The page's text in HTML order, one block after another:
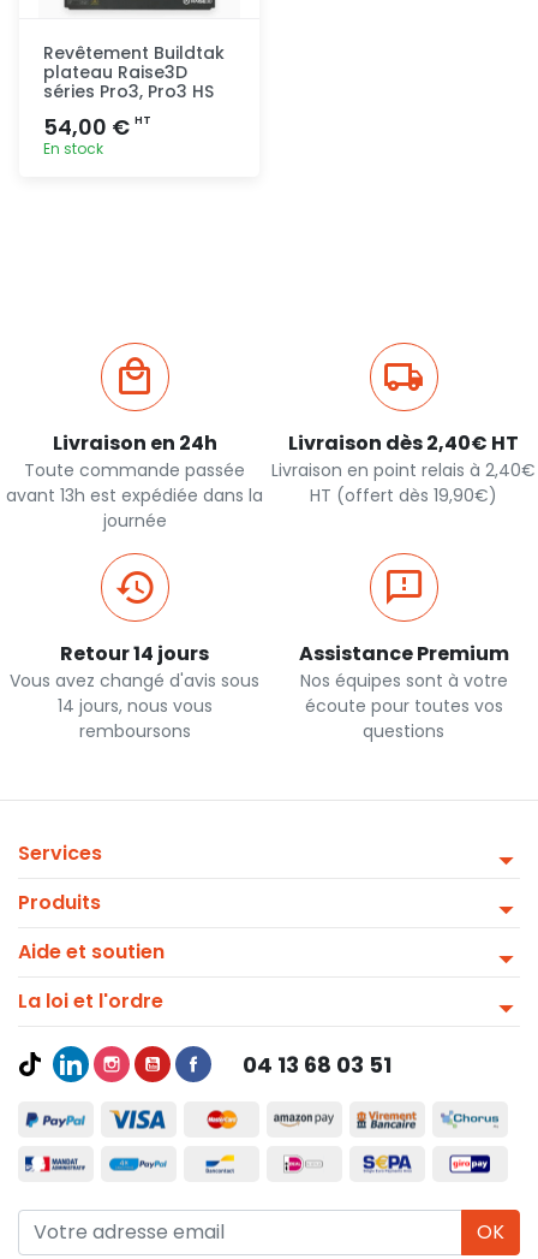
Revêtement Buildtak
plateau Raise3D
séries Pro3, Pro3 HS
54,00 € HT
En stock
Livraison en 24h
Toute commande passée
avant 13h est expédiée dans la
journée
Livraison dès 2,40€ HT
Livraison en point relais à 2,40€
HT (offert dès 19,90€)
Retour 14 jours
Vous avez changé d'avis sous
14 jours, nous vous
remboursons
Assistance Premium
Nos équipes sont à votre
écoute pour toutes vos
questions
Services
Produits
Aide et soutien
La loi et l'ordre
04 13 68 03 51
OK